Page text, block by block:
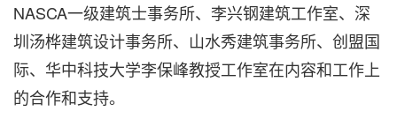
NASCA一级建筑士事务所、李兴钢建筑工作室、深
圳汤桦建筑设计事务所、山水秀建筑事务所、创盟国
际、华中科技大学李保峰教授工作室在内容和工作上
的合作和支持。